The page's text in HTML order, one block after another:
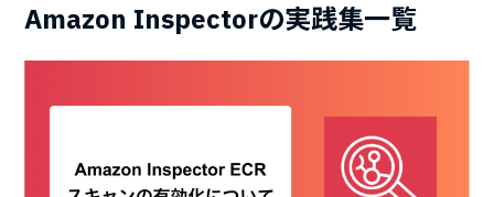
Amazon Inspectorの実践集一覧